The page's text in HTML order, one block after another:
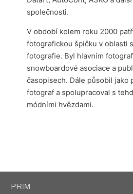
společnosti.
V období kolem roku 2000
fotografickou špičku v oblasti
fotografie. Byl hlavním
snowboardové asociace a
časopisech. Dále působil jako
fotograf a spolupracoval s
módními hvězdami.
PRIM